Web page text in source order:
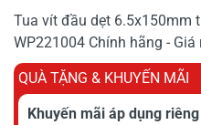
Tua vít đầu dẹt 6.5x150mm
WP221004 Chính hãng - Giá
QUÀ TẶNG & KHUYẾN MÃI
Khuyến mãi áp dụng